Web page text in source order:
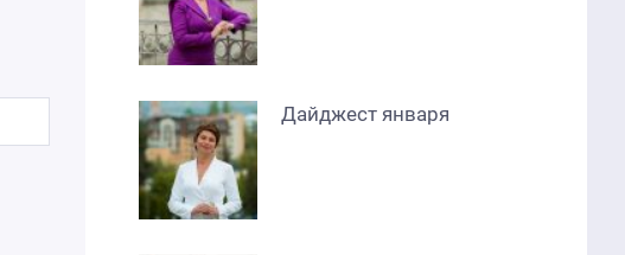
Дайджест января